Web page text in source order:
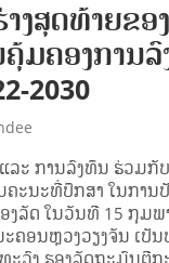
າງສຸດທ້າຍຂ
ຄຸ້ມຄອງການ
2030
ະ ການລົງທຶນ ຮ່ວມກັບ
ຄະນະທີ່ປຶກສາ ໃນການ
ລັດ ໃນວັນທີ 15 ກຸມພ
ຄອນຫຼວງວຽງຈັນ ເປັ